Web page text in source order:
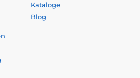
Kataloge
Blog